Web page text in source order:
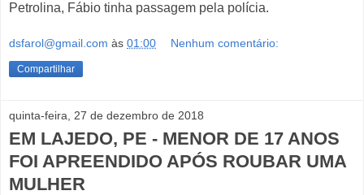
Petrolina, Fábio tinha passagem pela polícia.
dsfarol@gmail.com às 01:00 Nenhum comentário:
Compartilhar
quinta-feira, 27 de dezembro de 2018
EM LAJEDO, PE - MENOR DE 17 ANOS
FOI APREENDIDO APÓS ROUBAR UMA
MULHER